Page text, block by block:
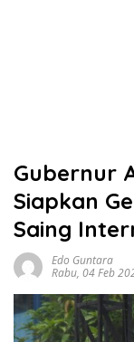
Gubernur
Siapkan
Saing
Edo Guntara
Rabu, 04 Feb